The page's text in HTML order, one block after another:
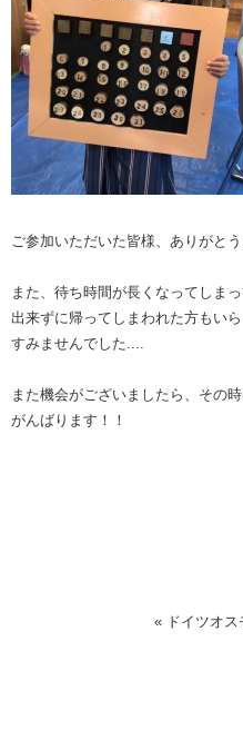
ご参加いただいた皆様、ありがと
また、待ち時間が長くなってしま
出来ずに帰ってしまわれた方もいら
すみませんでした....
また機会がございましたら、その
がんばります！！
« ドイツオ